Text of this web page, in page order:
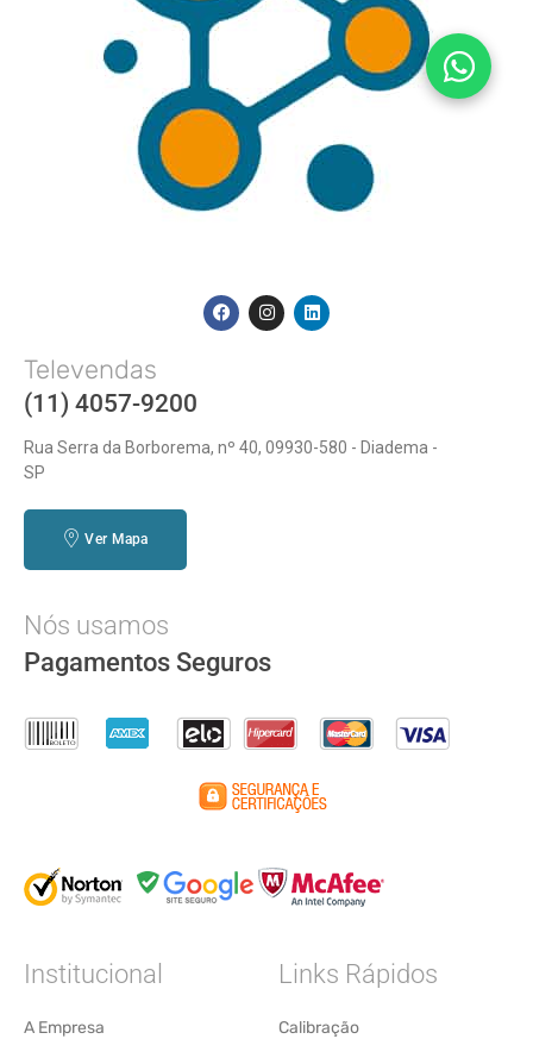
Televendas
(11) 4057-9200
Rua Serra da Borborema, nº 40, 09930-580 - Diadema -
SP
Ver Mapa
Nós usamos
Pagamentos Seguros
Institucional
A Empresa
Links Rápidos
Calibração